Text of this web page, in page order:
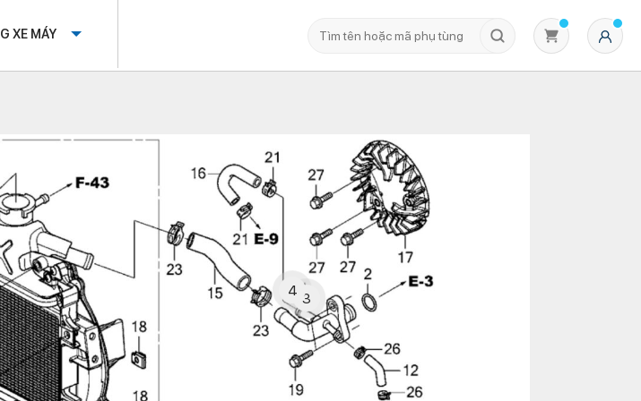
XE MÁY
Không có sản phẩm nào trong giỏ hàng
3
4